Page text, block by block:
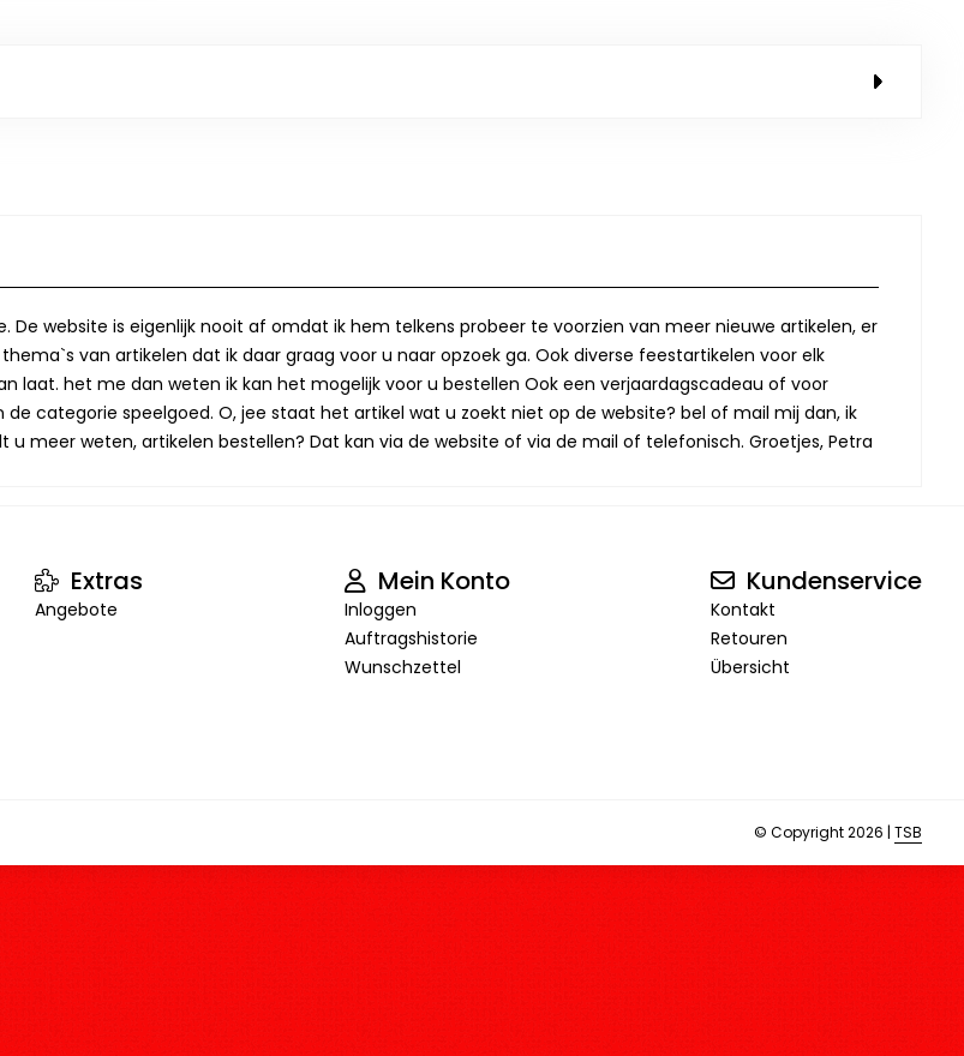
De website is eigenlijk nooit af omdat ik hem telkens probeer te voorzien van meer nieuwe artikelen, er
van artikelen dat ik daar graag voor u naar opzoek ga. Ook diverse feestartikelen voor elk
laat. het me dan weten ik kan het mogelijk voor u bestellen Ook een verjaardagscadeau of voor
categorie speelgoed. O, jee staat het artikel wat u zoekt niet op de website? bel of mail mij dan, ik
meer weten, artikelen bestellen? Dat kan via de website of via de mail of telefonisch. Groetjes, Petra
Extras
Angebote
Mein Konto
Inloggen
Auftragshistorie
Wunschzettel
Kundenservice
Kontakt
Retouren
Übersicht
© Copyright 2026 | TSB